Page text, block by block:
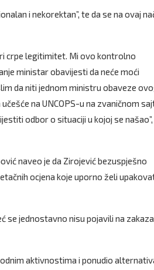
i nekorektan”, te da se na ovaj
crpe legitimitet. Mi ovo kontrolno
ministar obavijesti da neće moći
da niti jednom ministru obaveze
na UNCOPS-u na zvaničnom
odbor o situaciji u kojoj se našao”,
naveo je da Zirojević bezuspješno
ocjena koje uporno želi
se jednostavno nisu pojavili na
aktivnostima i ponudio